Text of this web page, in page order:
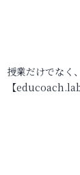
授業だけでなく
【